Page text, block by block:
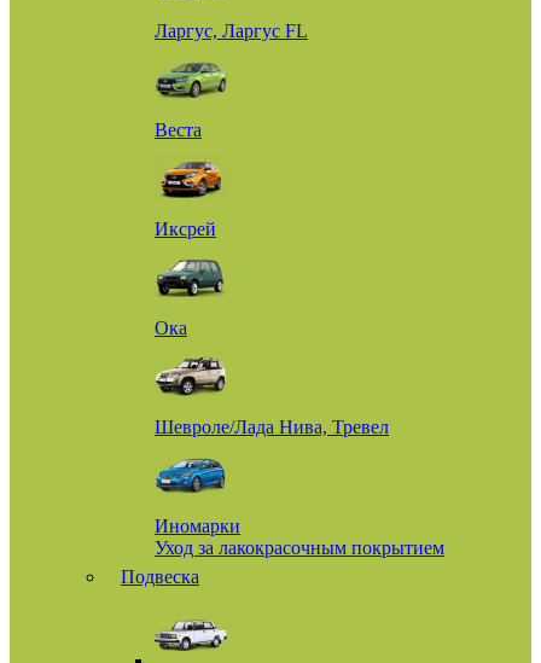
Ларгус, Ларгус FL
Веста
Иксрей
Ока
Шевроле/Лада Нива, Тревел
Иномарки
Уход за лакокрасочным покрытием
Подвеска